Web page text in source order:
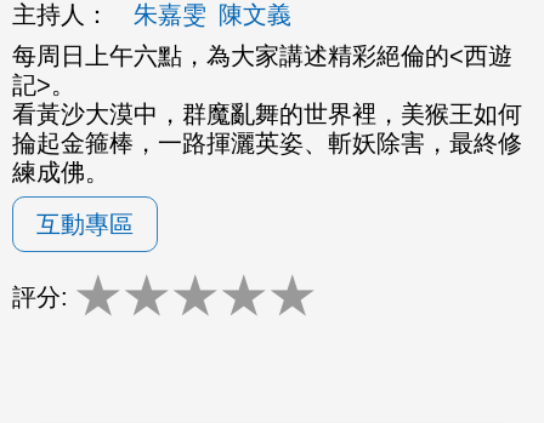
主持人：
朱嘉雯 陳文義
每周日上午六點，為大家講述精彩絕倫的<西遊
記>。
看黃沙大漠中，群魔亂舞的世界裡，美猴王如何
掄起金箍棒，一路揮灑英姿、斬妖除害，最終修
練成佛。
互動專區
評分: ★★★★★